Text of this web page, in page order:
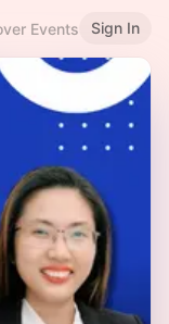
Events Sign In